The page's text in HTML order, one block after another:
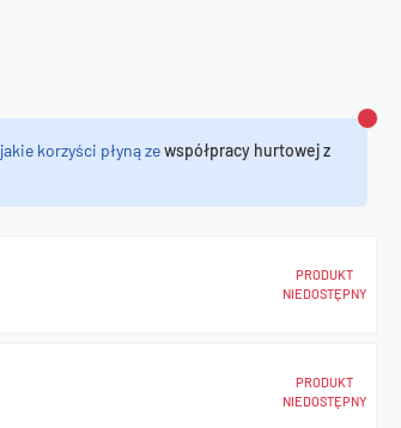
korzyści płyną zewspółpracy hurtowej z
PRODUKT
NIEDOSTĘPNY
PRODUKT
NIEDOSTĘPNY